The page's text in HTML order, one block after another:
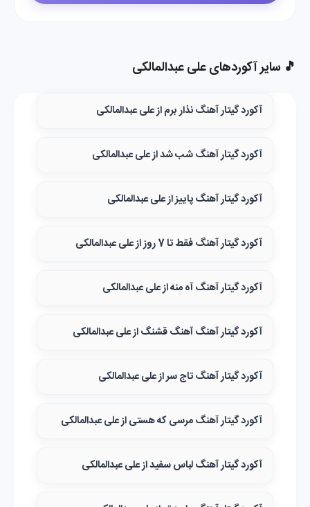
🎵 سایر آکوردهای علی عبدالمالکی
آکورد گیتار آهنگ نذار برم از علی عبدالمالکی
آکورد گیتار آهنگ شب شد از علی عبدالمالکی
آکورد گیتار آهنگ پاییز از علی عبدالمالکی
آکورد گیتار آهنگ فقط تا 7 روز از علی عبدالمالکی
آکورد گیتار آهنگ آه منه از علی عبدالمالکی
آکورد گیتار آهنگ آهنگ قشنگ از علی عبدالمالکی
آکورد گیتار آهنگ تاج سر از علی عبدالمالکی
آکورد گیتار آهنگ مرسی که هستی از علی عبدالمالکی
آکورد گیتار آهنگ لباس سفید از علی عبدالمالکی